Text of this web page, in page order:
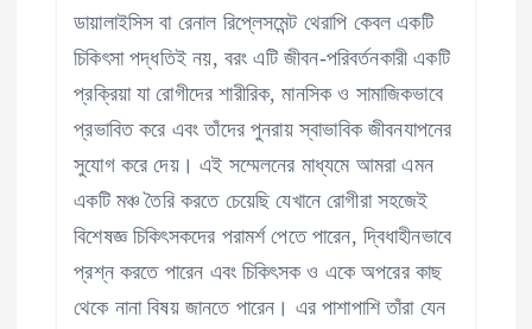
ডায়ালাইসিস বা রেনাল রিপ্লেসমেন্ট থেরাপি কেবল একটি
চিকিৎসা পদ্ধতিই নয়, বরং এটি জীবন-পরিবর্তনকারী একটি
প্রক্রিয়া যা রোগীদের শারীরিক, মানসিক ও সামাজিকভাবে
প্রভাবিত করে এবং তাঁদের পুনরায় স্বাভাবিক জীবনযাপনের
সুযোগ করে দেয়। এই সম্মেলনের মাধ্যমে আমরা এমন
একটি মঞ্চ তৈরি করতে চেয়েছি যেখানে রোগীরা সহজেই
বিশেষজ্ঞ চিকিৎসকদের পরামর্শ পেতে পারেন, দ্বিধাহীনভাবে
প্রশ্ন করতে পারেন এবং চিকিৎসক ও একে অপরের কাছ
থেকে নানা বিষয় জানতে পারেন। এর পাশাপাশি তাঁরা যেন